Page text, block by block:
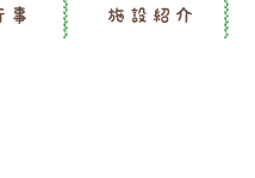
事 施設紹介